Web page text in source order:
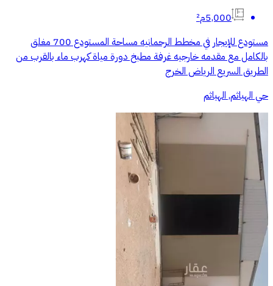
5,000م²
مستودع للإيجار في مخطط الرحمانيه مساحة المستودع 700 مغلق
بالكامل مع مقدمه خارجيه غرفة مطبخ دورة مياة كهرب ماء بالقرب من
الطريق السريع الرياض الخرج
حي الهياثم, الهياثم